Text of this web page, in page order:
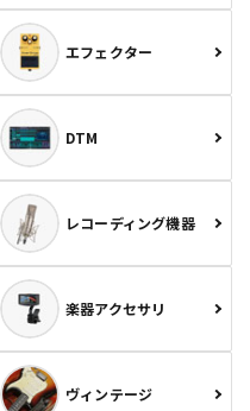
エフェクター
DTM
レコーディング機器
楽器アクセサリ
ヴィンテージ